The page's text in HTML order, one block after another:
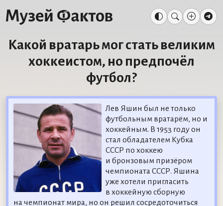
Какой вратарь мог стать великим
хоккеистом, но предпочёл
футбол?
Лев Яшин был не только
футбольным вратарём, но и
хоккейным. В 1953 году он
стал обладателем Кубка
СССР по хоккею
и бронзовым призёром
чемпионата СССР. Яшина
уже хотели пригласить
в хоккейную сборную
на чемпионат мира, но он решил сосредоточиться